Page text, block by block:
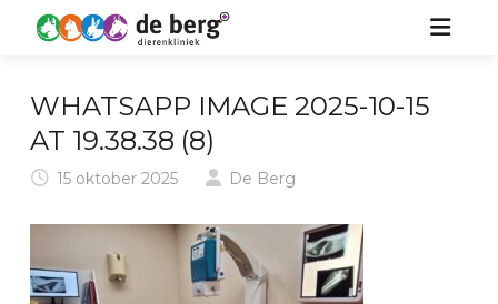
ZORG VOOR UW DIER
HOND
PAARD
OVER ONS
NIEUWS
WHATSAPP IMAGE 2025-10-15
AT 19.38.38 (8)
15 oktober 2025 De Berg